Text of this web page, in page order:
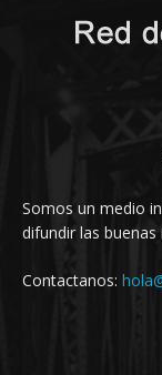
Somos un medio
difundir las buenas
Contactanos: